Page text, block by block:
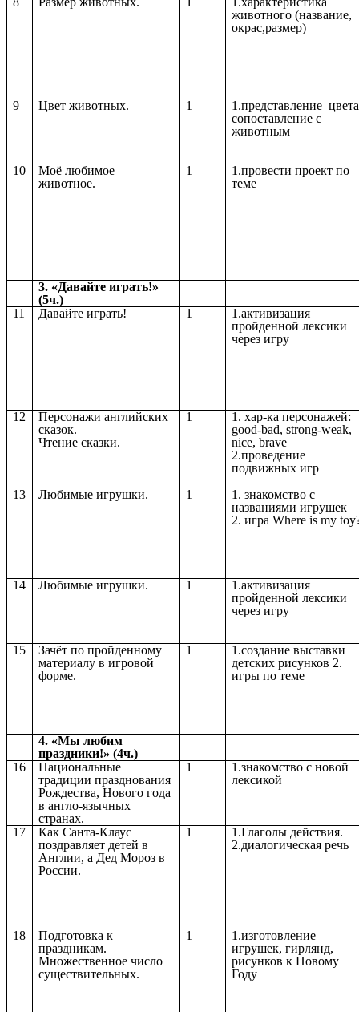
животного (название,
окрас,размер)
9 Цвет животных. 1
1.представление
сопоставление с
животным
10
Моё любимое
животное.
1
1.провести проект по
теме
3. «Давайте играть!»
(5ч.)
11
Давайте играть! 1
1.активизация
пройденной лексики
через игру
12
Персонажи английских
сказок.
Чтение сказки.
1
1. хар-ка персонажей:
good-bad, strong-weak,
nice, brave
2.проведение
подвижных игр
13
Любимые игрушки. 1
1. знакомство с
названиями игрушек
2. игра Where is my
14 Любимые игрушки. 1
1.активизация
пройденной лексики
через игру
15
Зачёт по пройденному
материалу в игровой
форме.
1
1.создание выставки
детских рисунков 2.
игры по теме
4. «Мы любим
праздники!» (4ч.)
16
Национальные
традиции празднования
Рождества, Нового года
в англо-язычных
странах.
1
1.знакомство с новой
лексикой
17
Как Санта-Клаус
поздравляет детей в
Англии, а Дед Мороз в
России.
1
1.Глаголы действия.
2.диалогическая речь
18
Подготовка к
праздникам.
Множественное число
существительных.
1
1.изготовление
игрушек, гирлянд,
рисунков к Новому
Году